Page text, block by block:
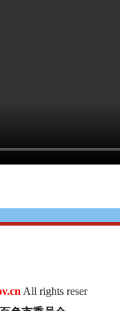
All rights reser